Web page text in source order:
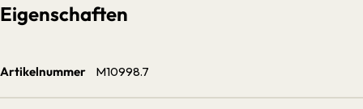
Eigenschaften
Artikelnummer M10998.7